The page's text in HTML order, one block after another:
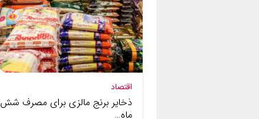
اقتصاد
ذخایر برنج مالزی برای مصرف شش
ماه…